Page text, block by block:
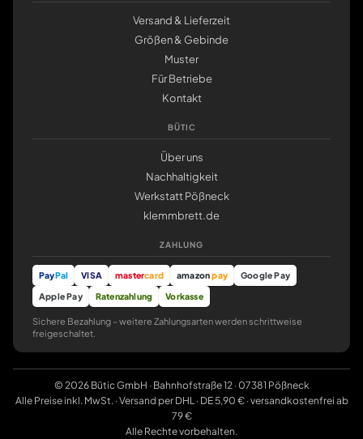
Versand & Lieferzeit
Größen & Gebinde
Muster
Für Betriebe
Kontakt
BÜTIC
Über uns
Nachhaltigkeit
Werkstatt Pößneck
klemmbrett.de
ZAHLUNG
PayPal VISA mastercard amazonpay
Google Pay
Apple Pay
Ratenzahlung Vorkasse
Sichere Bezahlung – weitere Zahlungsarten werden schrittweise
freigeschaltet.
© 2026 Bütic GmbH · Bahnhofstraße 12 · 07381 Pößneck
Alle Preise inkl. MwSt. · Versand per DHL · DE 5,90 € · versandkostenfrei ab
79 €
Alle Rechte vorbehalten.